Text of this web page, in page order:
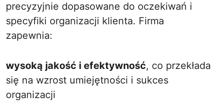
precyzyjnie dopasowane do oczekiwań i
specyfiki organizacji klienta. Firma
zapewnia:
wysoką jakość i efektywność, co przekłada
się na wzrost umiejętności i sukces
organizacji